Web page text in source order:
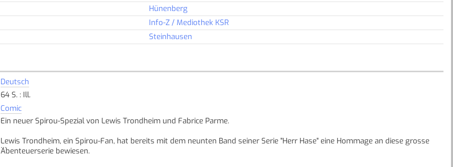
Hünenberg
Info-Z / Mediothek KSR
Steinhausen
Deutsch
64 S. : Ill.
Comic
Ein neuer Spirou-Spezial von Lewis Trondheim und Fabrice Parme.
Lewis Trondheim, ein Spirou-Fan, hat bereits mit dem neunten Band seiner Serie "Herr Hase" eine Hommage an diese grosse
Abenteuerserie bewiesen.